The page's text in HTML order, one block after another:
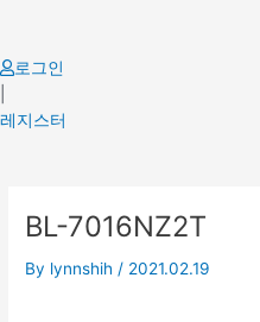
content
로그인
레지스터
BL-7016NZ2T
By lynnshih / 2021.02.19
navigation